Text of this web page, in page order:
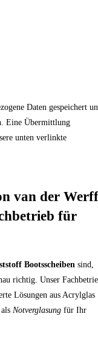
Daten gespeichert
Eine Übermittlung
unten verlinkte
van der Werff
für
Bootsscheiben sind,
richtig. Unser
Lösungen aus Acrylglas
Notverglasung für Ihr